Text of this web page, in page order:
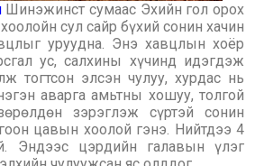
Шинэжинст сумаас Эхийн гол орох
сул сайр бүхий сонин хачин
уруудна. Энэ хавцлын хоёр
ус, салхины хүчинд идэгдэж
тогтсон элсэн чулуу, хурдас нь
аварга амьтны хошуу, толгой
зэрэглэж сүртэй сонин
цавын хоолой гэнэ. Нийтдээ 4
Эндээс цэрдийн галавын үлэг